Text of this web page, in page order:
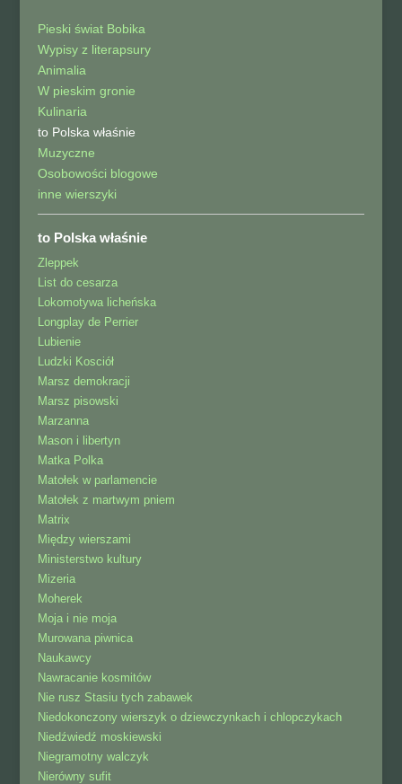
Pieski świat Bobika
Wypisy z literapsury
Animalia
W pieskim gronie
Kulinaria
to Polska właśnie
Muzyczne
Osobowości blogowe
inne wierszyki
to Polska właśnie
Zleppek
List do cesarza
Lokomotywa licheńska
Longplay de Perrier
Lubienie
Ludzki Kosciół
Marsz demokracji
Marsz pisowski
Marzanna
Mason i libertyn
Matka Polka
Matołek w parlamencie
Matołek z martwym pniem
Matrix
Między wierszami
Ministerstwo kultury
Mizeria
Moherek
Moja i nie moja
Murowana piwnica
Naukawcy
Nawracanie kosmitów
Nie rusz Stasiu tych zabawek
Niedokonczony wierszyk o dziewczynkach i chlopczykach
Niedźwiedź moskiewski
Niegramotny walczyk
Nierówny sufit